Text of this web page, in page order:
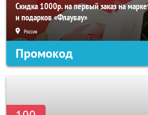
Скидка 1000р. на первый заказ на
и подарков «Флаувау»
Россия
Промокод